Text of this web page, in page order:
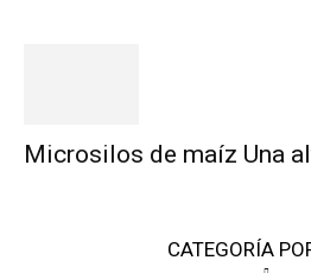
Microsilos de maíz Una
CATEGORÍA